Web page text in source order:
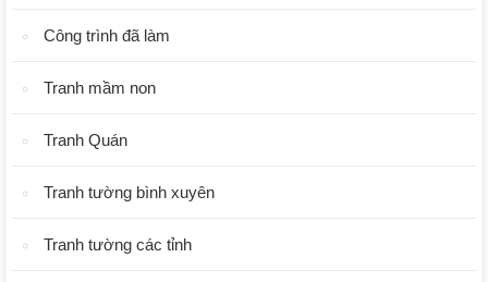
Công trình đã làm
Tranh mầm non
Tranh Quán
Tranh tường bình xuyên
Tranh tường các tỉnh